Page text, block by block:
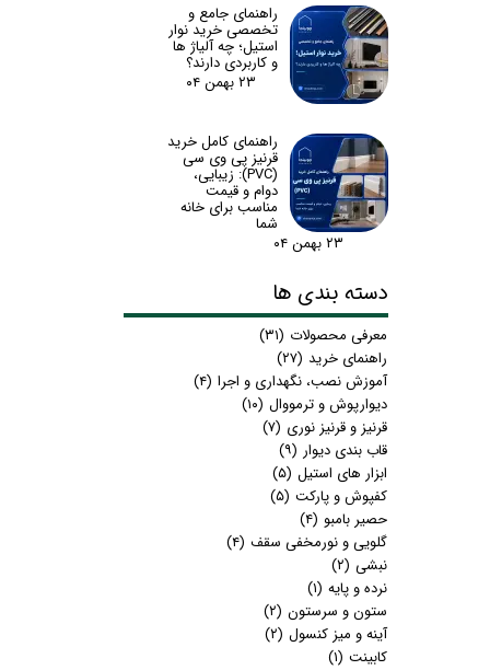
راهنمای جامع و
تخصصی خرید نوار
استیل؛ چه آلیاژ ها
و کاربردی دارند؟
۲۳ بهمن ۰۴
راهنمای کامل خرید
قرنیز پی وی سی
(PVC): زیبایی،
دوام و قیمت
مناسب برای خانه
شما
۲۳ بهمن ۰۴
دسته بندی ها
معرفی محصولات (۳۱)
راهنمای خرید (۲۷)
آموزش نصب، نگهداری و اجرا (۴)
دیوارپوش و ترمووال (۱۰)
قرنیز و قرنیز نوری (۷)
قاب بندی دیوار (۹)
ابزار های استیل (۵)
کفپوش و پارکت (۵)
حصیر بامبو (۴)
گلویی و نورمخفی سقف (۴)
نبشی (۲)
نرده و پایه (۱)
ستون و سرستون (۲)
آینه و میز کنسول (۲)
کابینت (۱)